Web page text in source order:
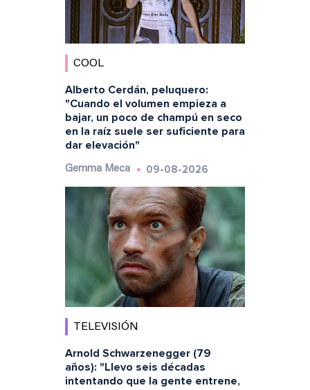
COOL
Alberto Cerdán, peluquero:
"Cuando el volumen empieza a
bajar, un poco de champú en seco
en la raíz suele ser suficiente para
dar elevación"
Gemma Meca 09-08-2026
TELEVISIÓN
Arnold Schwarzenegger (79
años): "Llevo seis décadas
intentando que la gente entrene,